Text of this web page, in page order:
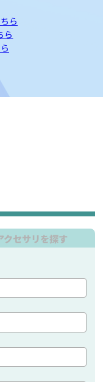
ら
ら
クセサリを探す